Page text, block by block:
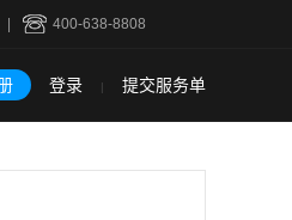
400-638-8808
登录 | 提交服务单